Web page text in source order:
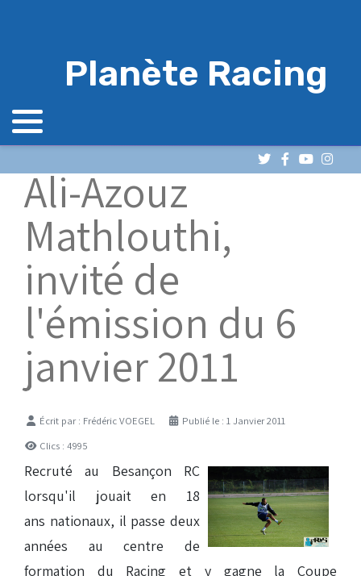
Planète Racing
Ali-Azouz
Mathlouthi,
invité de
l'émission du 6
janvier 2011
DétailsÉcrit par : Frédéric VOEGEL
Publié le : 1 Janvier 2011
Clics : 4995
Recruté au Besançon RC
lorsqu'il jouait en 18
ans nationaux, il passe deux
années au centre de
formation du Racing et y gagne la Coupe